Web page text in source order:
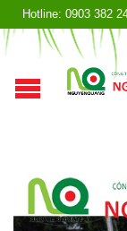
Hotline: 0903 382